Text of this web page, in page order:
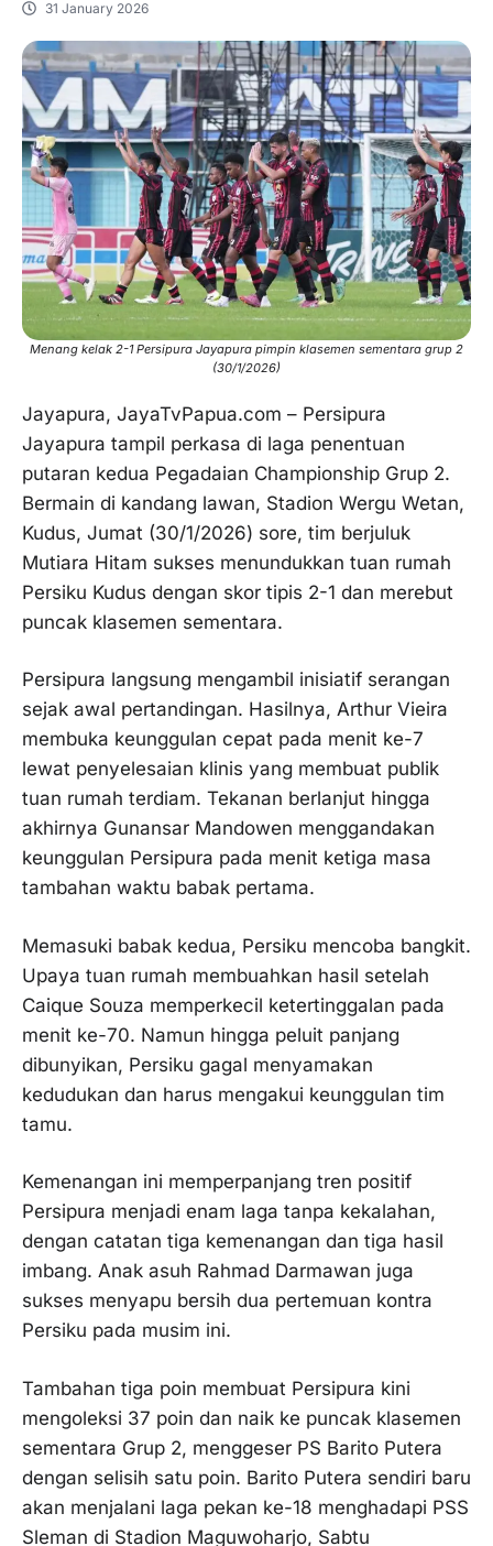
31 January 2026
Menang kelak 2-1 Persipura Jayapura pimpin klasemen sementara grup 2
(30/1/2026)
Jayapura, JayaTvPapua.com – Persipura
Jayapura tampil perkasa di laga penentuan
putaran kedua Pegadaian Championship Grup 2.
Bermain di kandang lawan, Stadion Wergu Wetan,
Kudus, Jumat (30/1/2026) sore, tim berjuluk
Mutiara Hitam sukses menundukkan tuan rumah
Persiku Kudus dengan skor tipis 2-1 dan merebut
puncak klasemen sementara.
Persipura langsung mengambil inisiatif serangan
sejak awal pertandingan. Hasilnya, Arthur Vieira
membuka keunggulan cepat pada menit ke-7
lewat penyelesaian klinis yang membuat publik
tuan rumah terdiam. Tekanan berlanjut hingga
akhirnya Gunansar Mandowen menggandakan
keunggulan Persipura pada menit ketiga masa
tambahan waktu babak pertama.
Memasuki babak kedua, Persiku mencoba bangkit.
Upaya tuan rumah membuahkan hasil setelah
Caique Souza memperkecil ketertinggalan pada
menit ke-70. Namun hingga peluit panjang
dibunyikan, Persiku gagal menyamakan
kedudukan dan harus mengakui keunggulan tim
tamu.
Kemenangan ini memperpanjang tren positif
Persipura menjadi enam laga tanpa kekalahan,
dengan catatan tiga kemenangan dan tiga hasil
imbang. Anak asuh Rahmad Darmawan juga
sukses menyapu bersih dua pertemuan kontra
Persiku pada musim ini.
Tambahan tiga poin membuat Persipura kini
mengoleksi 37 poin dan naik ke puncak klasemen
sementara Grup 2, menggeser PS Barito Putera
dengan selisih satu poin. Barito Putera sendiri baru
akan menjalani laga pekan ke-18 menghadapi PSS
Sleman di Stadion Maguwoharjo, Sabtu